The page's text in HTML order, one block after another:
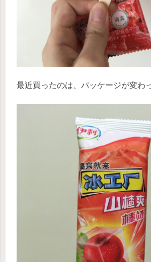
最近買ったのは、パッケージが変わ